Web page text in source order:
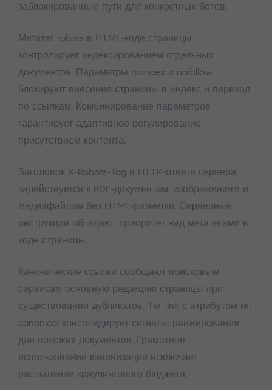
заблокированные пути для конкретных ботов.
Метатег robots в HTML-коде страницы
контролирует индексированием отдельных
документов. Параметры noindex и nofollow
блокируют внесение страницы в индекс и переход
по ссылкам. Комбинирование параметров
гарантирует адаптивное регулирование
присутствием контента.
Заголовок X-Robots-Tag в HTTP-ответе сервера
задействуется к PDF-документам, изображениям и
медиафайлам без HTML-разметки. Серверные
инструкции обладают приоритет над метатегами в
коде страницы.
Канонические ссылки сообщают поисковым
сервисам основную редакцию страницы при
существовании дубликатов. Тег link с атрибутом rel
canonical консолидирует сигналы ранжирования
для похожих документов. Грамотное
использование канонизации исключает
распыление краулингового бюджета.